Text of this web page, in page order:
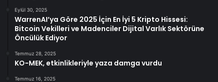
Eylül 30, 2025
WarrenAI’ya Göre 2025 İçin En İyi 5 Kripto Hissesi:
Bitcoin Vekilleri ve Madenciler Dijital Varlık Sektörüne
Öncülük Ediyor
Temmuz 28, 2025
KO-MEK, etkinlikleriyle yaza damga vurdu
Temmuz 16, 2025